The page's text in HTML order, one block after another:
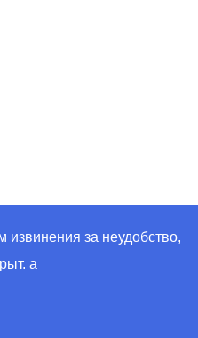
извинения за неудобство,
а